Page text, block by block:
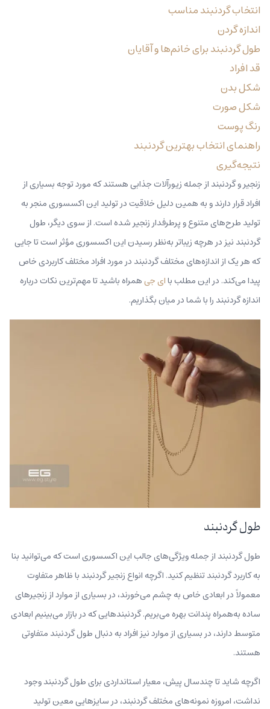
انتخاب گردنبند مناسب
اندازه گردن
طول گردنبند برای خانم‌ها و آقایان
قد افراد
شکل بدن
شکل صورت
رنگ پوست
راهنمای انتخاب بهترین گردنبند
نتیجه‌گیری
زنجیر و گردنبند از جمله زیورآلات جذابی هستند که مورد توجه بسیاری از
افراد قرار دارند و به همین دلیل خلاقیت در تولید این اکسسوری منجر به
تولید طرح‌های متنوع و پرطرفدار زنجیر شده است. از سوی دیگر، طول
گردنبند نیز در هرچه زیباتر به‌نظر رسیدن این اکسسوری مؤثر است تا جایی
که هر یک از اندازه‌‌های مختلف گردنبند در مورد افراد مختلف کاربردی خاص
پیدا می‌کند. در این مطلب باای جیهمراه باشید تا مهم‌ترین نکات درباره
اندازه گردنبند را با شما در میان بگذاریم.
طول گردنبند
طول گردنبند از جمله ویژگی‌های جالب این اکسسوری است که می‌توانید بنا
به کاربرد گردنبند تنظیم کنید. اگرچه انواع زنجیر گردنبند با ظاهر متفاوت
معمولاً در ابعادی خاص به چشم می‌خورند، در بسیاری از موارد از زنجیرهای
ساده به‌همراه پندانت بهره می‌بریم. گردنبندهایی که در بازار می‌بینیم ابعادی
متوسط دارند، در بسیاری از موارد نیز افراد به دنبال طول گردنبند متفاوتی
هستند.
اگرچه شاید تا چندسال پیش، معیار استانداردی برای طول گردنبند وجود
نداشت، امروزه نمونه‌های مختلف گردنبند، در سایزهایی معین تولید